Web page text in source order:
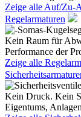
Zeige alle Auf/Zu-
Regelarmaturen
Kein Raum für
Performance der
Zeige alle
Kein Druck. Kein
Eigentums,